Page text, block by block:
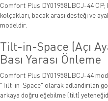
Comfort Plus DY01958LBCJ-44 CP;
kolçakları, bacak arası desteği ve
modeldir.
Tilt-in-Space (Açı
Bası Yarası Önleme
Comfort Plus DY01958LBCJ-44
"Tilt-in-Space" olarak adlandırılan
arkaya doğru eğebilme (tilt)